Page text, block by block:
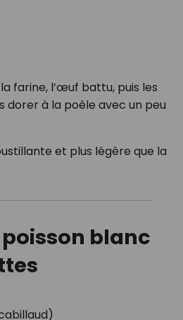
farine, l’œuf battu, puis les
dorer à la poêle avec un peu
et plus légère que la
blanc